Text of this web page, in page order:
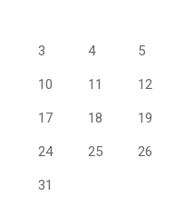
3 4 5
10 11 12
17 18 19
24 25 26
31